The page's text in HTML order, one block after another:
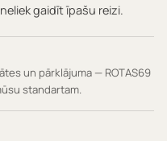
gaidīt īpašu reizi.
un pārklājuma — ROTAS69
standartam.